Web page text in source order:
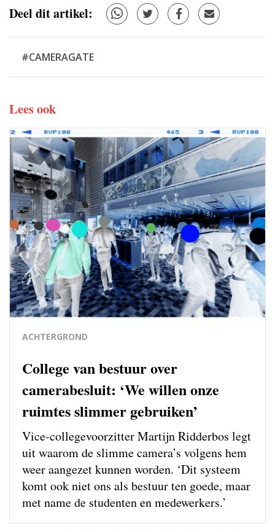
Deel dit artikel:
#CAMERAGATE
Lees ook
ACHTERGROND
College van bestuur over
camerabesluit: ‘We willen onze
ruimtes slimmer gebruiken’
Vice-collegevoorzitter Martijn Ridderbos legt
uit waarom de slimme camera’s volgens hem
weer aangezet kunnen worden. ‘Dit systeem
komt ook niet ons als bestuur ten goede, maar
met name de studenten en medewerkers.’